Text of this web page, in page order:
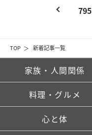
TOP 新着記事一覧
795
家族・人間関係
料理・グルメ
心と体